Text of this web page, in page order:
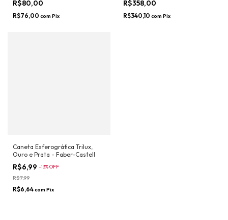
R$80,00
R$76,00 com Pix
R$358,00
R$340,10 com Pix
Caneta Esferográfica Trilux,
Ouro e Prata - Faber-Castell
R$6,99 -13%OFF
R$7,99
R$6,64com Pix